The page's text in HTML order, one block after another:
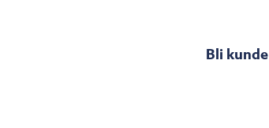
Bli kunde